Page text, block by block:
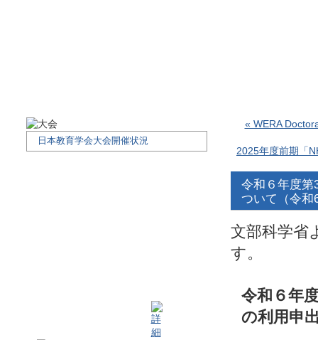
日本教育学会大会開催状況
« WERA
2025年度前期「
令和６年度第
ついて（令和
文部科学省
す。
令和６年
の利用申